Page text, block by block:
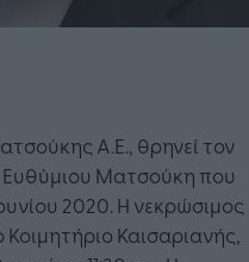
Α.Ε., θρηνεί τον
Ματσούκη που
2020. Η νεκρώσιμος
Καισαριανής,